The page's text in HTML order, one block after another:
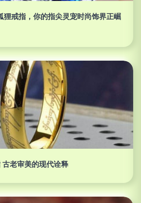
狸戒指，你的指尖灵宠时尚饰界正崛
老审美的现代诠释